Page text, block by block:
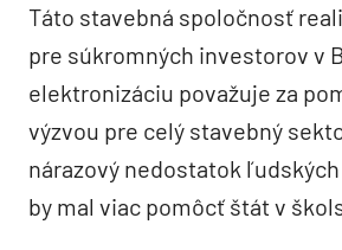
Táto stavebná spoločnosť
pre súkromných investorov v
elektronizáciu považuje za
výzvou pre celý stavebný
nárazový nedostatok
by mal viac pomôcť štát v